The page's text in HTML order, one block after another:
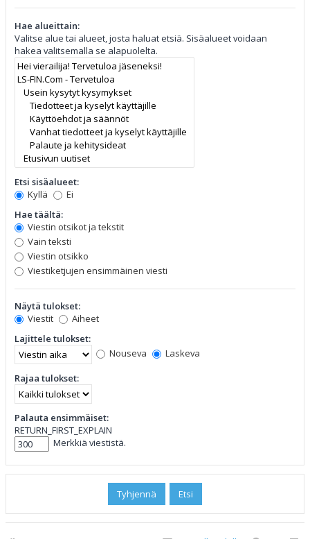
Hae alueittain:
Valitse alue tai alueet, josta haluat etsiä. Sisäalueet voidaan
hakea valitsemalla se alapuolelta.
Etsi sisäalueet:
Kyllä
Ei
Hae täältä:
Viestin otsikot ja tekstit
Vain teksti
Viestin otsikko
Viestiketjujen ensimmäinen viesti
Näytä tulokset:
Viestit
Aiheet
Lajittele tulokset:
Nouseva
Laskeva
Rajaa tulokset:
Palauta ensimmäiset:
RETURN_FIRST_EXPLAIN
Merkkiä viestistä.